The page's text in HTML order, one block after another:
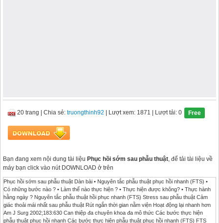
20 trang Chia sẻ: truongthinh92 | Lượt xem: 1871 | Lượt tải: 0 Free
Bạn đang xem nội dung tài liệu Phục hồi sớm sau phẫu thuật, để tải tài liệu về
máy bạn click vào nút DOWNLOAD ở trên
Phục hồi sớm sau phẫu thuật Dàn bài • Nguyên tắc phẫu thuật phục hồi nhanh (FTS) •
Có những bước nào ? • Làm thế nào thực hiện ? • Thực hiện được không? • Thực hành
hằng ngày ? Nguyên tắc phẫu thuật hồi phục nhanh (FTS) Stress sau phẫu thuật Cảm
giác thoải mái nhất sau phẫu thuật Rút ngắn thời gian nằm viện Hoạt động lại nhanh hơn
Am J Surg 2002;183:630 Can thiệp đa chuyên khoa đa mô thức Các bước thực hiện
phẫu thuật phục hồi nhanh Các bước thực hiện phẫu thuật phục hồi nhanh (FTS) FTS